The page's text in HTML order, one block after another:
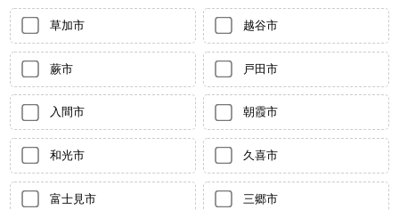
草加市 越谷市
蕨市 戸田市
入間市 朝霞市
和光市 久喜市
富士見市 三郷市